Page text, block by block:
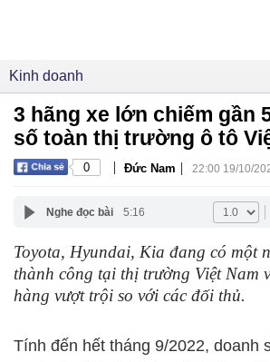
Kinh doanh
3 hãng xe lớn chiếm gần
số toàn thị trường ô tô
0 | Đức Nam | 22:00 19/10/
Nghe đọc bài 5:16
Toyota, Hyundai, Kia đang có một
thành công tại thị trường Việt Nam
hàng vượt trội so với các đối thủ.
Tính đến hết tháng 9/2022, doanh